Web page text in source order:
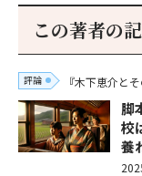
この著者の
評論 『木下恵介と
脚
校
養